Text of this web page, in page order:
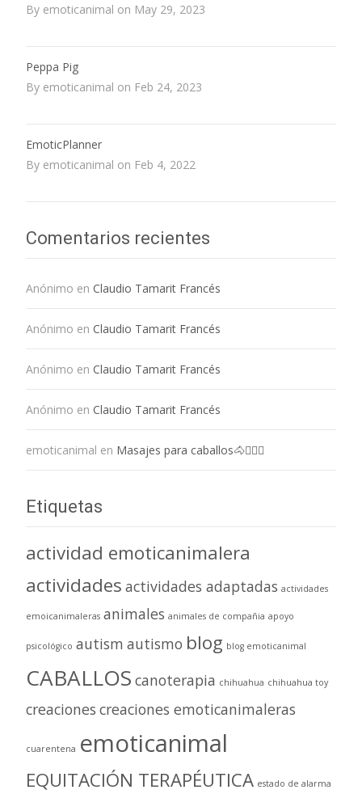
By emoticanimal on May 29, 2023
Peppa Pig
By emoticanimal on Feb 24, 2023
EmoticPlanner
By emoticanimal on Feb 4, 2022
Comentarios recientes
Anónimo en Claudio Tamarit Francés
Anónimo en Claudio Tamarit Francés
Anónimo en Claudio Tamarit Francés
Anónimo en Claudio Tamarit Francés
emoticanimal en Masajes para caballos🐴💆🏻‍♀️
Etiquetas
actividad emoticanimalera
actividades actividades adaptadas actividades
emoicanimaleras animales animales de compañia apoyo
psicológico autism autismo blog blog emoticanimal
CABALLOS canoterapia chihuahua chihuahua toy
creaciones creaciones emoticanimaleras
cuarentena emoticanimal
EQUITACIÓN TERAPÉUTICA estado de alarma